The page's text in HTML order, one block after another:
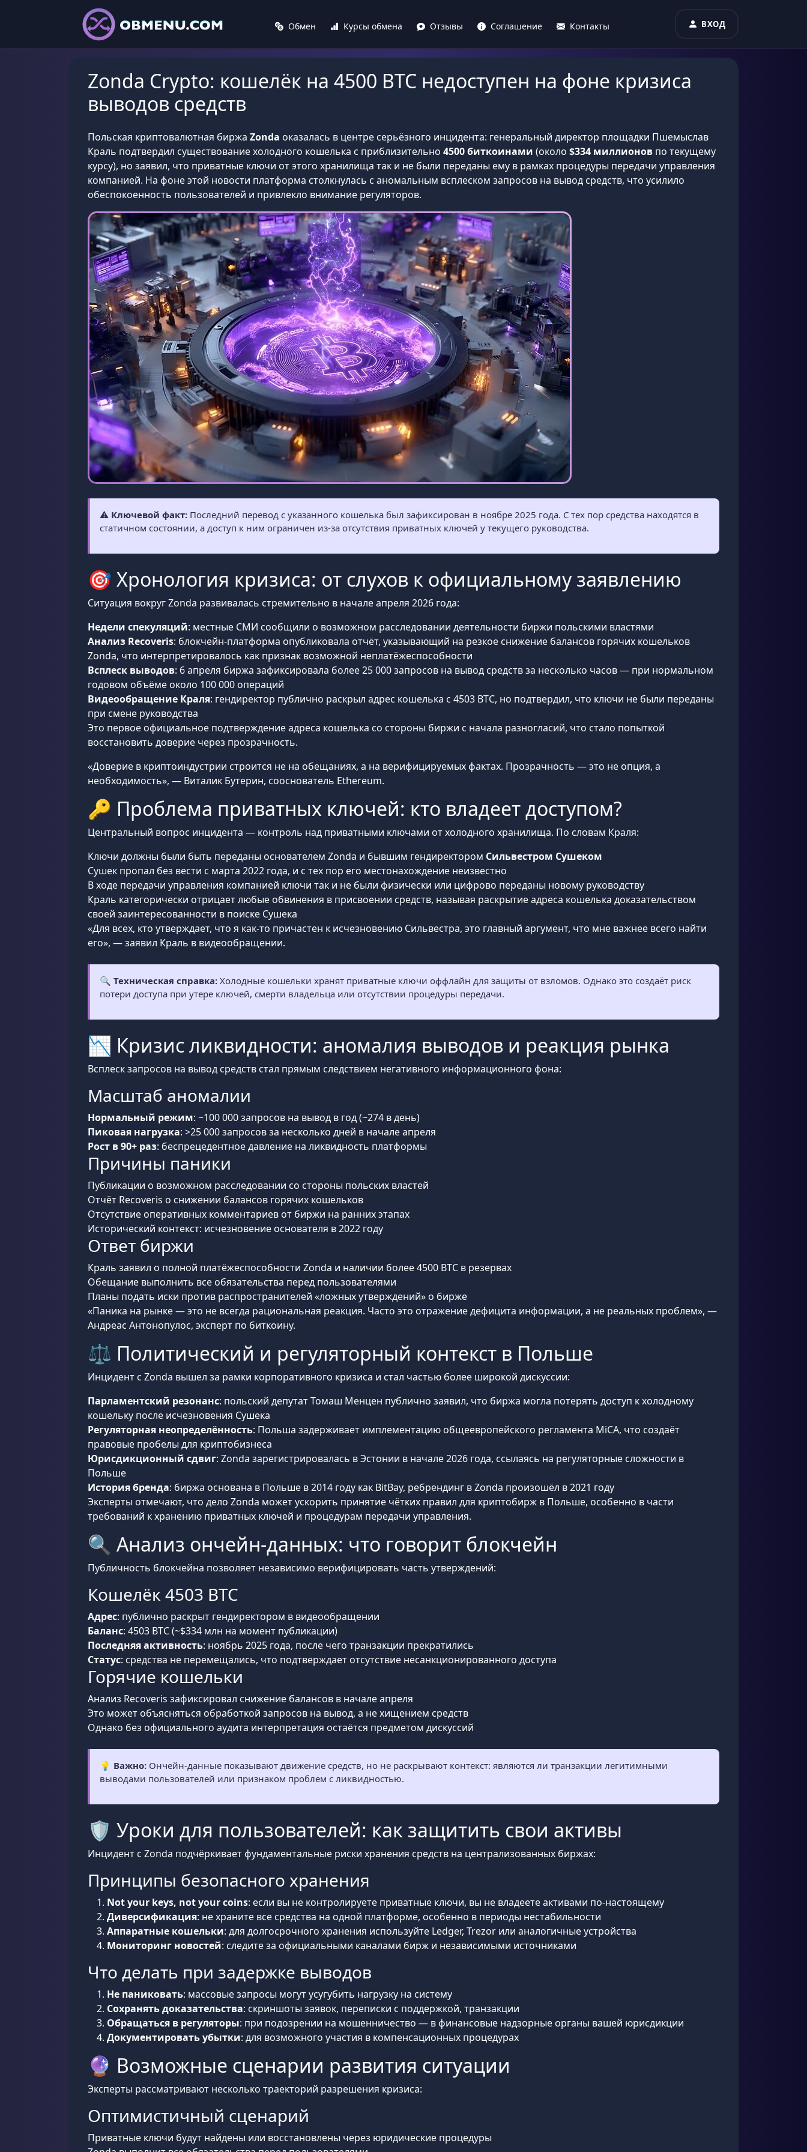
Обмен Курсы обмена Отзывы Соглашение Контакты ВХОД
Zonda Crypto: кошелёк на 4500 BTC недоступен на фоне кризиса
выводов средств
Польская криптовалютная биржа Zonda оказалась в центре серьёзного инцидента: генеральный директор площадки Пшемыслав
Краль подтвердил существование холодного кошелька с приблизительно 4500 биткоинами (около $334 миллионов по текущему
курсу), но заявил, что приватные ключи от этого хранилища так и не были переданы ему в рамках процедуры передачи управления
компанией. На фоне этой новости платформа столкнулась с аномальным всплеском запросов на вывод средств, что усилило
обеспокоенность пользователей и привлекло внимание регуляторов.
⚠️ Ключевой факт: Последний перевод с указанного кошелька был зафиксирован в ноябре 2025 года. С тех пор средства находятся в
статичном состоянии, а доступ к ним ограничен из-за отсутствия приватных ключей у текущего руководства.
🎯 Хронология кризиса: от слухов к официальному заявлению
Ситуация вокруг Zonda развивалась стремительно в начале апреля 2026 года:
Недели спекуляций: местные СМИ сообщили о возможном расследовании деятельности биржи польскими властями
Анализ Recoveris: блокчейн-платформа опубликовала отчёт, указывающий на резкое снижение балансов горячих кошельков
Zonda, что интерпретировалось как признак возможной неплатёжеспособности
Всплеск выводов: 6 апреля биржа зафиксировала более 25 000 запросов на вывод средств за несколько часов — при нормальном
годовом объёме около 100 000 операций
Видеообращение Краля: гендиректор публично раскрыл адрес кошелька с 4503 BTC, но подтвердил, что ключи не были переданы
при смене руководства
Это первое официальное подтверждение адреса кошелька со стороны биржи с начала разногласий, что стало попыткой
восстановить доверие через прозрачность.
«Доверие в криптоиндустрии строится не на обещаниях, а на верифицируемых фактах. Прозрачность — это не опция, а
необходимость», — Виталик Бутерин, сооснователь Ethereum.
🔑 Проблема приватных ключей: кто владеет доступом?
Центральный вопрос инцидента — контроль над приватными ключами от холодного хранилища. По словам Краля:
Ключи должны были быть переданы основателем Zonda и бывшим гендиректором Сильвестром Сушеком
Сушек пропал без вести с марта 2022 года, и с тех пор его местонахождение неизвестно
В ходе передачи управления компанией ключи так и не были физически или цифрово переданы новому руководству
Краль категорически отрицает любые обвинения в присвоении средств, называя раскрытие адреса кошелька доказательством
своей заинтересованности в поиске Сушека
«Для всех, кто утверждает, что я как-то причастен к исчезновению Сильвестра, это главный аргумент, что мне важнее всего найти
его», — заявил Краль в видеообращении.
🔍 Техническая справка: Холодные кошельки хранят приватные ключи оффлайн для защиты от взломов. Однако это создаёт риск
потери доступа при утере ключей, смерти владельца или отсутствии процедуры передачи.
📉 Кризис ликвидности: аномалия выводов и реакция рынка
Всплеск запросов на вывод средств стал прямым следствием негативного информационного фона:
Масштаб аномалии
Нормальный режим: ~100 000 запросов на вывод в год (~274 в день)
Пиковая нагрузка: >25 000 запросов за несколько дней в начале апреля
Рост в 90+ раз: беспрецедентное давление на ликвидность платформы
Причины паники
Публикации о возможном расследовании со стороны польских властей
Отчёт Recoveris о снижении балансов горячих кошельков
Отсутствие оперативных комментариев от биржи на ранних этапах
Исторический контекст: исчезновение основателя в 2022 году
Ответ биржи
Краль заявил о полной платёжеспособности Zonda и наличии более 4500 BTC в резервах
Обещание выполнить все обязательства перед пользователями
Планы подать иски против распространителей «ложных утверждений» о бирже
«Паника на рынке — это не всегда рациональная реакция. Часто это отражение дефицита информации, а не реальных проблем», —
Андреас Антонопулос, эксперт по биткоину.
⚖️ Политический и регуляторный контекст в Польше
Инцидент с Zonda вышел за рамки корпоративного кризиса и стал частью более широкой дискуссии:
Парламентский резонанс: польский депутат Томаш Менцен публично заявил, что биржа могла потерять доступ к холодному
кошельку после исчезновения Сушека
Регуляторная неопределённость: Польша задерживает имплементацию общеевропейского регламента MiCA, что создаёт
правовые пробелы для криптобизнеса
Юрисдикционный сдвиг: Zonda зарегистрировалась в Эстонии в начале 2026 года, ссылаясь на регуляторные сложности в
Польше
История бренда: биржа основана в Польше в 2014 году как BitBay, ребрендинг в Zonda произошёл в 2021 году
Эксперты отмечают, что дело Zonda может ускорить принятие чётких правил для криптобирж в Польше, особенно в части
требований к хранению приватных ключей и процедурам передачи управления.
🔍 Анализ ончейн-данных: что говорит блокчейн
Публичность блокчейна позволяет независимо верифицировать часть утверждений:
Кошелёк 4503 BTC
Адрес: публично раскрыт гендиректором в видеообращении
Баланс: 4503 BTC (~$334 млн на момент публикации)
Последняя активность: ноябрь 2025 года, после чего транзакции прекратились
Статус: средства не перемещались, что подтверждает отсутствие несанкционированного доступа
Горячие кошельки
Анализ Recoveris зафиксировал снижение балансов в начале апреля
Это может объясняться обработкой запросов на вывод, а не хищением средств
Однако без официального аудита интерпретация остаётся предметом дискуссий
💡 Важно: Ончейн-данные показывают движение средств, но не раскрывают контекст: являются ли транзакции легитимными
выводами пользователей или признаком проблем с ликвидностью.
🛡️ Уроки для пользователей: как защитить свои активы
Инцидент с Zonda подчёркивает фундаментальные риски хранения средств на централизованных биржах:
Принципы безопасного хранения
Not your keys, not your coins: если вы не контролируете приватные ключи, вы не владеете активами по-настоящему
Диверсификация: не храните все средства на одной платформе, особенно в периоды нестабильности
Аппаратные кошельки: для долгосрочного хранения используйте Ledger, Trezor или аналогичные устройства
Мониторинг новостей: следите за официальными каналами бирж и независимыми источниками
Что делать при задержке выводов
Не паниковать: массовые запросы могут усугубить нагрузку на систему
Сохранять доказательства: скриншоты заявок, переписки с поддержкой, транзакции
Обращаться в регуляторы: при подозрении на мошенничество — в финансовые надзорные органы вашей юрисдикции
Документировать убытки: для возможного участия в компенсационных процедурах
🔮 Возможные сценарии развития ситуации
Эксперты рассматривают несколько траекторий разрешения кризиса:
Оптимистичный сценарий
Приватные ключи будут найдены или восстановлены через юридические процедуры